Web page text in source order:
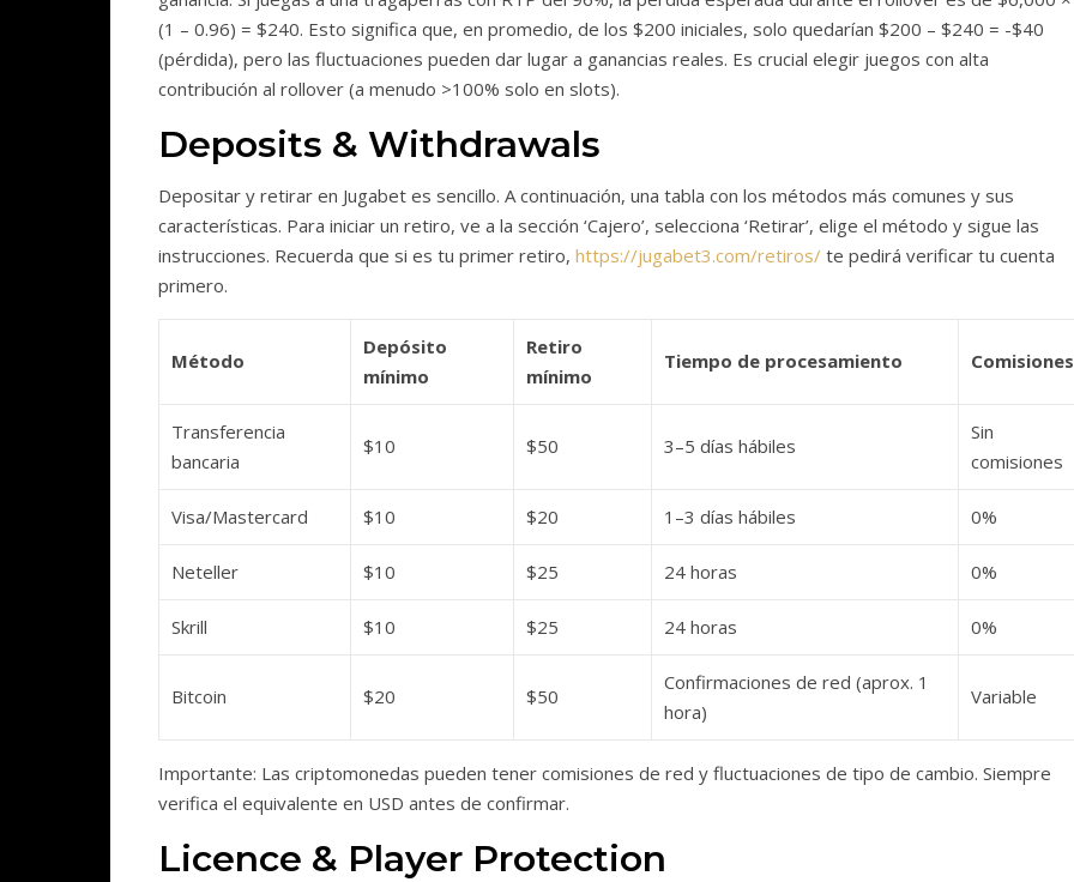
(1 – 0.96) = $240. Esto significa que, en promedio, de los $200 iniciales, solo quedarían $200 – $240 = -$40
(pérdida), pero las fluctuaciones pueden dar lugar a ganancias reales. Es crucial elegir juegos con alta
contribución al rollover (a menudo >100% solo en slots).
Deposits & Withdrawals
Depositar y retirar en Jugabet es sencillo. A continuación, una tabla con los métodos más comunes y sus
características. Para iniciar un retiro, ve a la sección ‘Cajero’, selecciona ‘Retirar’, elige el método y sigue las
instrucciones. Recuerda que si es tu primer retiro, https://jugabet3.com/retiros/ te pedirá verificar tu cuenta
primero.
Método
Depósito
mínimo
Retiro
mínimo
Tiempo de procesamiento Comisiones
Transferencia
bancaria
$10 $50 3–5 días hábiles
Sin
comisiones
Visa/Mastercard $10 $20 1–3 días hábiles 0%
Neteller $10 $25 24 horas 0%
Skrill $10 $25 24 horas 0%
Bitcoin $20 $50
Confirmaciones de red (aprox. 1
hora)
Variable
Importante: Las criptomonedas pueden tener comisiones de red y fluctuaciones de tipo de cambio. Siempre
verifica el equivalente en USD antes de confirmar.
Licence & Player Protection